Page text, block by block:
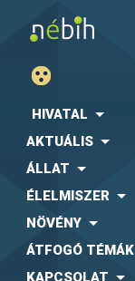
HIVATAL
AKTUÁLIS
ÁLLAT
ÉLELMISZER
NÖVÉNY
ÁTFOGÓ TÉMÁK
KAPCSOLAT